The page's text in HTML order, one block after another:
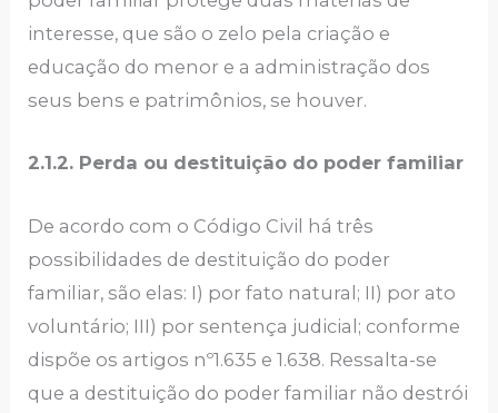
interesse, que são o zelo pela criação e
educação do menor e a administração dos
seus bens e patrimônios, se houver.
2.1.2. Perda ou destituição do poder familiar
De acordo com o Código Civil há três
possibilidades de destituição do poder
familiar, são elas: I) por fato natural; II) por ato
voluntário; III) por sentença judicial; conforme
dispõe os artigos nº1.635 e 1.638. Ressalta-se
que a destituição do poder familiar não destrói